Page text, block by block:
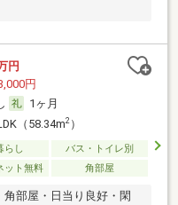
円
円
1ヶ月
（58.34m2）
らし
バス・トイレ別
ット無料 角部屋
部屋・日当り良好・閑